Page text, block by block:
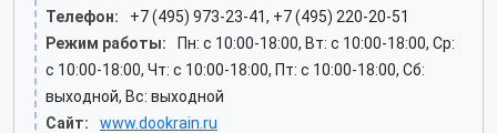
Телефон:
+7 (495) 973-23-41, +7 (495) 220-20-51
Режим работы:
Пн: c 10:00-18:00, Вт: c 10:00-18:00, Ср:
c 10:00-18:00, Чт: c 10:00-18:00, Пт: c 10:00-18:00, Сб:
выходной, Вс: выходной
Сайт:
www.dookrain.ru